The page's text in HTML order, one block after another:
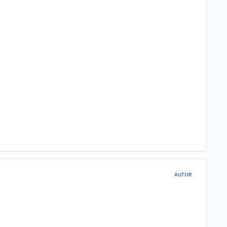
AUTOR